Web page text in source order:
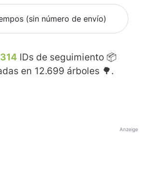
(sin número de envío)
IDs de seguimiento 📦
en 12.699 árboles 🌳.
Anzeige